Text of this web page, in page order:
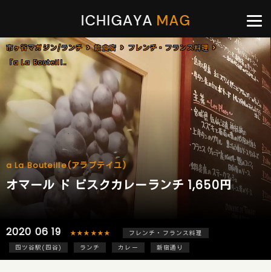
市ヶ谷マガジン/ランチ 飲食店
フレンチ・フランス料理
「a La Bouteille(アラブテイユ)」で「オマール ド ビスクカレーランチ(1,650円)」[四ツ谷]
a La Bouteille(アラブテイユ)
オマール ド ビスクカレーランチ 1,650円
2020 06 19 ★★★★★★
フレンチ・フランス料理
四ツ谷駅(四谷)
ランチ カレー 新宿通り